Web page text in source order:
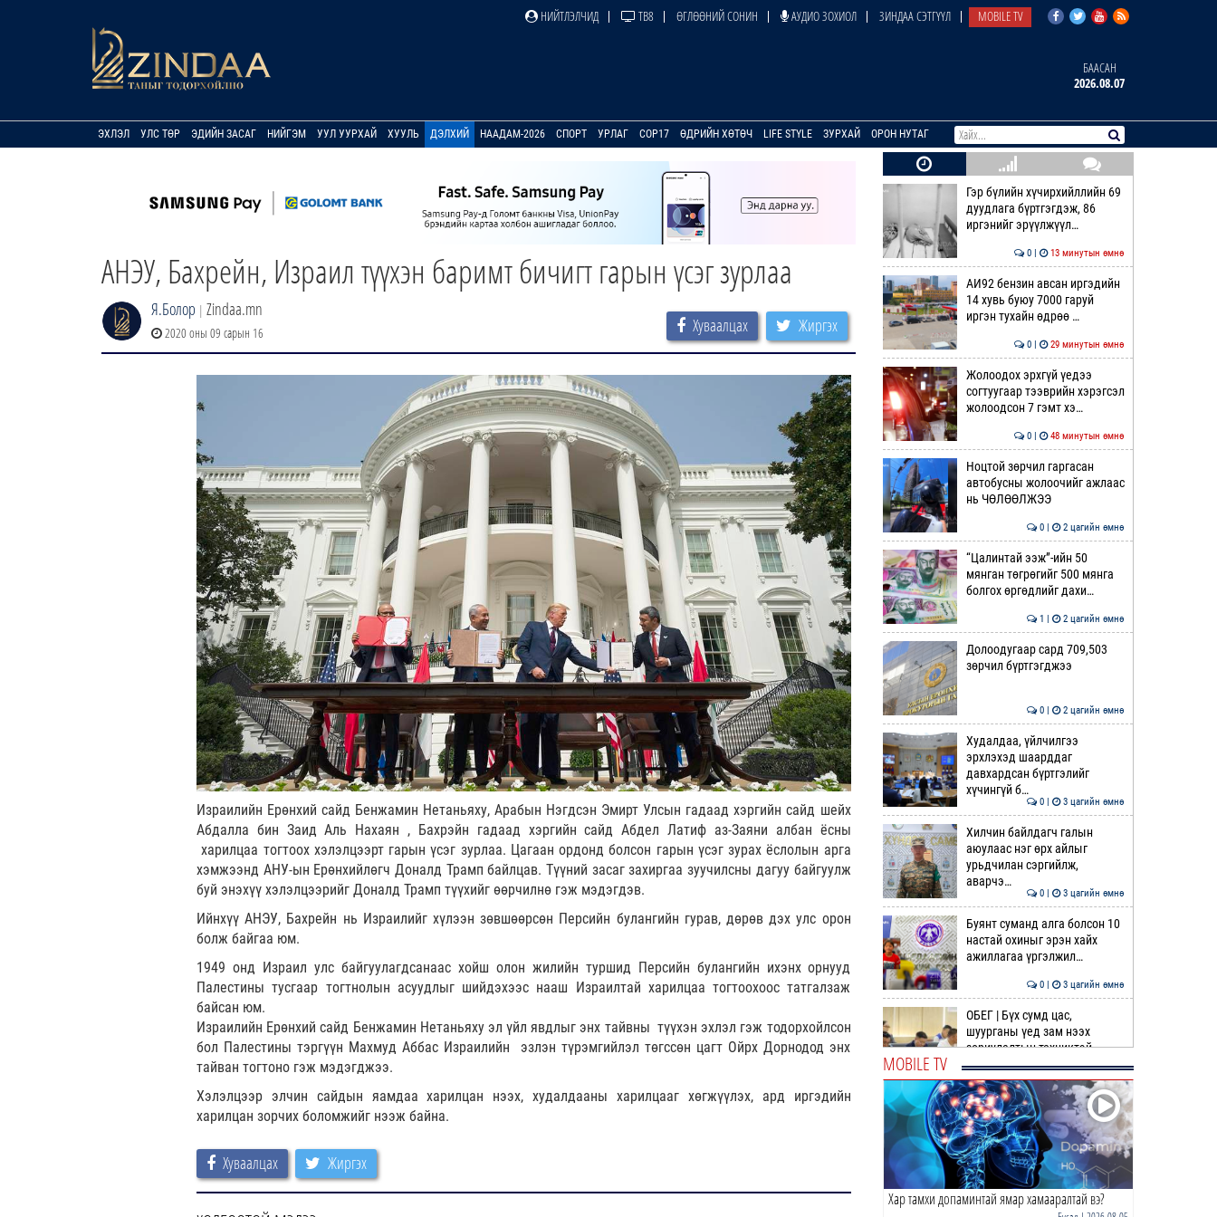
НИЙТЛЭЛЧИД ТВ8 ӨГЛӨӨНИЙ СОНИН АУДИО ЗОХИОЛ ЗИНДАА СЭТГҮҮЛ MOBILE TV
БААСАН
2026.08.07
ЭХЛЭЛ УЛС ТӨР ЭДИЙН ЗАСАГ НИЙГЭМ УУЛ УУРХАЙ ХУУЛЬ ДЭЛХИЙ НААДАМ-2026 СПОРТ УРЛАГ COP17 ӨДРИЙН ХӨТӨЧ LIFE STYLE ЗУРХАЙ ОРОН НУТАГ
АНЭУ, Бахрейн, Израил түүхэн баримт бичигт гарын үсэг зурлаа
Я.Болор | Zindaa.mn
2020 оны 09 сарын 16 Хуваалцах Жиргэх
Израилийн Ерөнхий сайд Бенжамин Нетаньяху, Арабын Нэгдсэн Эмирт Улсын гадаад хэргийн сайд шейх
Абдалла бин Заид Аль Нахаян , Бахрэйн гадаад хэргийн сайд Абдел Латиф аз-Заяни албан ёсны
харилцаа тогтоох хэлэлцээрт гарын үсэг зурлаа. Цагаан ордонд болсон гарын үсэг зурах ёслолын арга
хэмжээнд АНУ-ын Ерөнхийлөгч Доналд Трамп байлцав. Түүний засаг захиргаа зуучилсны дагуу байгуулж
буй энэхүү хэлэлцээрийг Доналд Трамп түүхийг өөрчилнө гэж мэдэгдэв.
Ийнхүү АНЭУ, Бахрейн нь Израилийг хүлээн зөвшөөрсөн Персийн булангийн гурав, дөрөв дэх улс орон
болж байгаа юм.
1949 онд Израил улс байгуулагдсанаас хойш олон жилийн туршид Персийн булангийн ихэнх орнууд
Палестины тусгаар тогтнолын асуудлыг шийдэхээс нааш Израилтай харилцаа тогтоохоос татгалзаж
байсан юм.
Израилийн Ерөнхий сайд Бенжамин Нетаньяху эл үйл явдлыг энх тайвны түүхэн эхлэл гэж тодорхойлсон
бол Палестины тэргүүн Махмуд Аббас Израилийн эзлэн түрэмгийлэл төгссөн цагт Ойрх Дорнодод энх
тайван тогтоно гэж мэдэгджээ.
Хэлэлцээр элчин сайдын яамдаа харилцан нээх, худалдааны харилцааг хөгжүүлэх, ард иргэдийн
харилцан зорчих боломжийг нээж байна.
Хуваалцах Жиргэх
Гэр бүлийн хүчирхийллийн 69
дуудлага бүртгэгдэж, 86
иргэнийг эрүүлжүүл…
0 | 13 минутын өмнө
АИ92 бензин авсан иргэдийн
14 хувь буюу 7000 гаруй
иргэн тухайн өдрөө …
0 | 29 минутын өмнө
Жолоодох эрхгүй үедээ
согтуугаар тээврийн хэрэгсэл
жолоодсон 7 гэмт хэ…
0 | 48 минутын өмнө
Ноцтой зөрчил гаргасан
автобусны жолоочийг ажлаас
нь ЧӨЛӨӨЛЖЭЭ
0 | 2 цагийн өмнө
“Цалинтай ээж”-ийн 50
мянган төгрөгийг 500 мянга
болгох өргөдлийг дахи…
1 | 2 цагийн өмнө
Долоодугаар сард 709,503
зөрчил бүртгэгджээ
0 | 2 цагийн өмнө
Худалдаа, үйлчилгээ
эрхлэхэд шаарддаг
давхардсан бүртгэлийг
хүчингүй б…
0 | 3 цагийн өмнө
Хилчин байлдагч галын
аюулаас нэг өрх айлыг
урьдчилан сэргийлж,
аварчэ…
0 | 3 цагийн өмнө
Буянт суманд алга болсон 10
настай охиныг эрэн хайх
ажиллагаа үргэлжил…
0 | 3 цагийн өмнө
ОБЕГ | Бүх сумд цас,
шуурганы үед зам нээх
зориулалтын техниктэй
болсо…
Өнөөдөр гурван дүүрэгт
ЦАХИЛГААН ХЯЗГААРЛАНА
0 | 4 цагийн өмнө
Идэр, Тэс, Эг, Үүр голын
MOBILE TV
Хар тамхи допаминтай ямар хамааралтай вэ?